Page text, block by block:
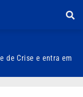
de Crise e entra em